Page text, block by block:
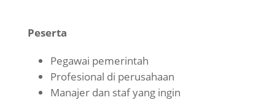
Peserta
Pegawai pemerintah
Profesional di perusahaan
Manajer dan staf yang ingin